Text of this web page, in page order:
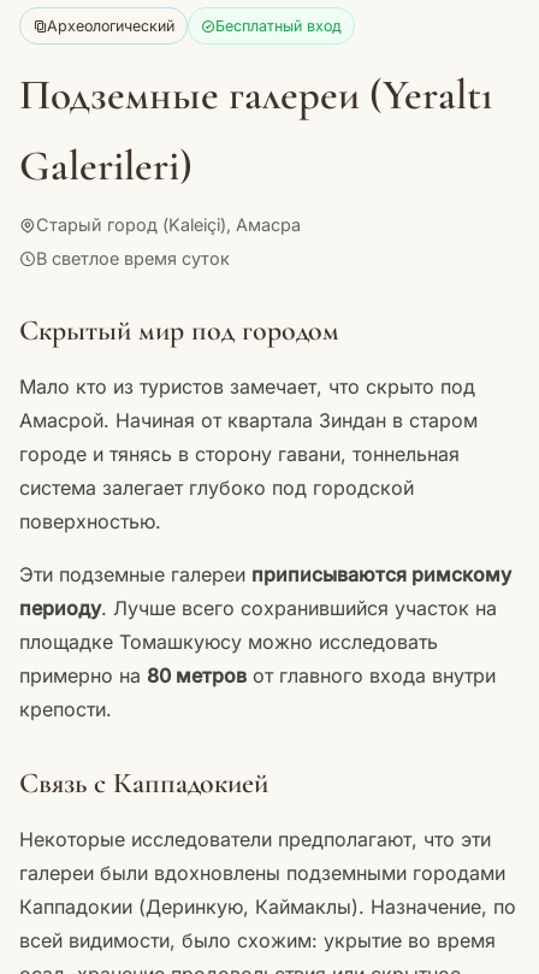
Археологический Бесплатный вход
Подземные галереи (Yeraltı
Galerileri)
Старый город (Kaleiçi), Амасра
В светлое время суток
Скрытый мир под городом
Мало кто из туристов замечает, что скрыто под
Амасрой. Начиная от квартала Зиндан в старом
городе и тянясь в сторону гавани, тоннельная
система залегает глубоко под городской
поверхностью.
Эти подземные галереи приписываются римскому
периоду. Лучше всего сохранившийся участок на
площадке Томашкуюсу можно исследовать
примерно на 80 метров от главного входа внутри
крепости.
Связь с Каппадокией
Некоторые исследователи предполагают, что эти
галереи были вдохновлены подземными городами
Каппадокии (Деринкую, Каймаклы). Назначение, по
всей видимости, было схожим: укрытие во время